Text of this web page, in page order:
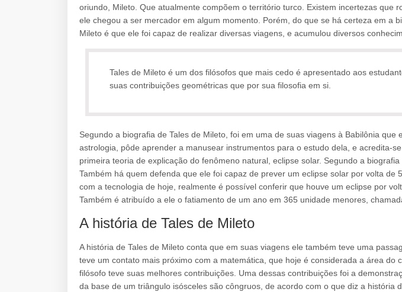
oriundo, Mileto. Que atualmente compõem o território turco. Existem incertezas que
ele chegou a ser mercador em algum momento. Porém, do que se há certeza em a
Mileto é que ele foi capaz de realizar diversas viagens, e acumulou diversos
Tales de Mileto é um dos filósofos que mais cedo é apresentado aos
suas contribuições geométricas que por sua filosofia em si.
Segundo a biografia de Tales de Mileto, foi em uma de suas viagens à Babilônia que
astrologia, pôde aprender a manusear instrumentos para o estudo dela, e acredita-
primeira teoria de explicação do fenômeno natural, eclipse solar. Segundo a biografia
Também há quem defenda que ele foi capaz de prever um eclipse solar por volta de
com a tecnologia de hoje, realmente é possível conferir que houve um eclipse por
Também é atribuído a ele o fatiamento de um ano em 365 unidade menores,
A história de Tales de Mileto
A história de Tales de Mileto conta que em suas viagens ele também teve uma
teve um contato mais próximo com a matemática, que hoje é considerada a área do
filósofo teve suas melhores contribuições. Uma dessas contribuições foi a
da base de um triângulo isósceles são côngruos, de acordo com o que diz a história